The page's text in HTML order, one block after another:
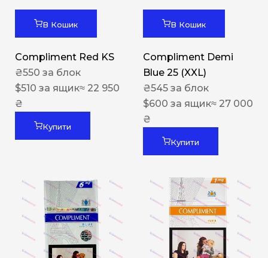
В Кошик
Compliment Red KS
₴550 за блок
$510 за ящик≈ 22 950
₴
Купити
В Кошик
Compliment Demi
Blue 25 (XXL)
₴545 за блок
$600 за ящик≈ 27 000
₴
Купити